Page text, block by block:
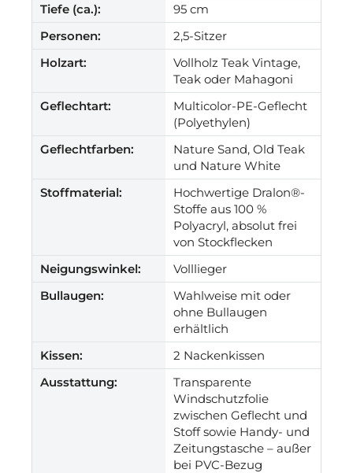
Tiefe (ca.):
95 cm
Personen:
2,5-Sitzer
Holzart:
Vollholz Teak Vintage,
Teak oder Mahagoni
Geflechtart:
Multicolor-PE-Geflecht
(Polyethylen)
Geflechtfarben:
Nature Sand, Old Teak
und Nature White
Stoffmaterial:
Hochwertige Dralon®-
Stoffe aus 100 %
Polyacryl, absolut frei
von Stockflecken
Neigungswinkel:
Volllieger
Bullaugen:
Wahlweise mit oder
ohne Bullaugen
erhältlich
Kissen:
2 Nackenkissen
Ausstattung:
Transparente
Windschutzfolie
zwischen Geflecht und
Stoff sowie Handy- und
Zeitungstasche – außer
bei PVC-Bezug